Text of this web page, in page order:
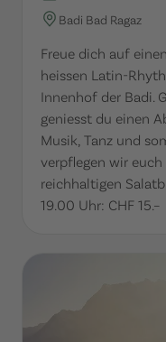
Badi Bad Ragaz
Freue dich auf
heissen Latin-
Innenhof der Badi.
geniesst du einen
Musik, Tanz und
verpflegen wir
reichhaltigen
19.00 Uhr: CHF 15.–